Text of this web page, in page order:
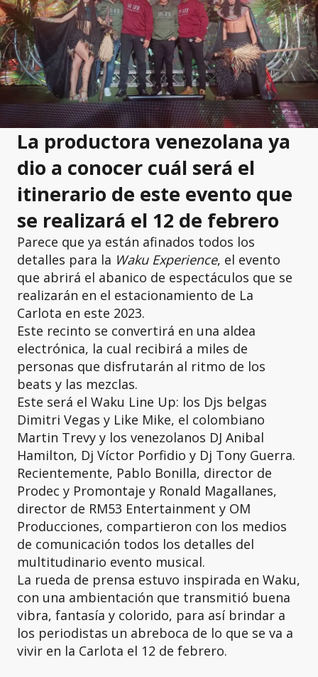
La productora venezolana ya
dio a conocer cuál será el
itinerario de este evento que
se realizará el 12 de febrero
Parece que ya están afinados todos los
detalles para la Waku Experience, el evento
que abrirá el abanico de espectáculos que se
realizarán en el estacionamiento de La
Carlota en este 2023.
Este recinto se convertirá en una aldea
electrónica, la cual recibirá a miles de
personas que disfrutarán al ritmo de los
beats y las mezclas.
Este será el Waku Line Up: los Djs belgas
Dimitri Vegas y Like Mike, el colombiano
Martin Trevy y los venezolanos DJ Anibal
Hamilton, Dj Víctor Porfidio y Dj Tony Guerra.
Recientemente, Pablo Bonilla, director de
Prodec y Promontaje y Ronald Magallanes,
director de RM53 Entertainment y OM
Producciones, compartieron con los medios
de comunicación todos los detalles del
multitudinario evento musical.
La rueda de prensa estuvo inspirada en Waku,
con una ambientación que transmitió buena
vibra, fantasía y colorido, para así brindar a
los periodistas un abreboca de lo que se va a
vivir en la Carlota el 12 de febrero.